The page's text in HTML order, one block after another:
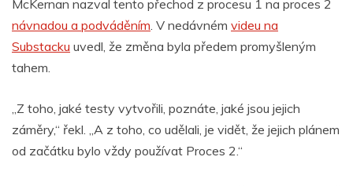
McKernan nazval tento přechod z procesu 1 na proces 2
návnadou a podváděním. V nedávném videu na
Substacku uvedl, že změna byla předem promyšleným
tahem.
„Z toho, jaké testy vytvořili, poznáte, jaké jsou jejich
záměry,“ řekl. „A z toho, co udělali, je vidět, že jejich plánem
od začátku bylo vždy používat Proces 2.“